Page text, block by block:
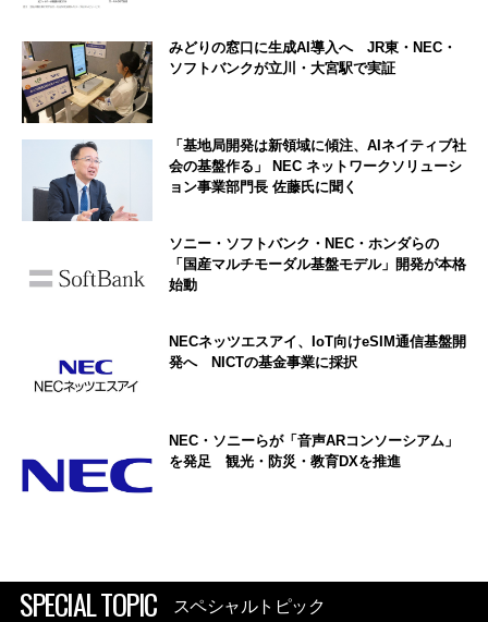
みどりの窓口に生成AI導入へ JR東・NEC・
ソフトバンクが立川・大宮駅で実証
「基地局開発は新領域に傾注、AIネイティブ社
会の基盤作る」 NEC ネットワークソリューシ
ョン事業部門長 佐藤氏に聞く
ソニー・ソフトバンク・NEC・ホンダらの
「国産マルチモーダル基盤モデル」開発が本格
始動
NECネッツエスアイ、IoT向けeSIM通信基盤開
発へ NICTの基金事業に採択
NEC・ソニーらが「音声ARコンソーシアム」
を発足 観光・防災・教育DXを推進
SPECIAL TOPIC スペシャルトピック